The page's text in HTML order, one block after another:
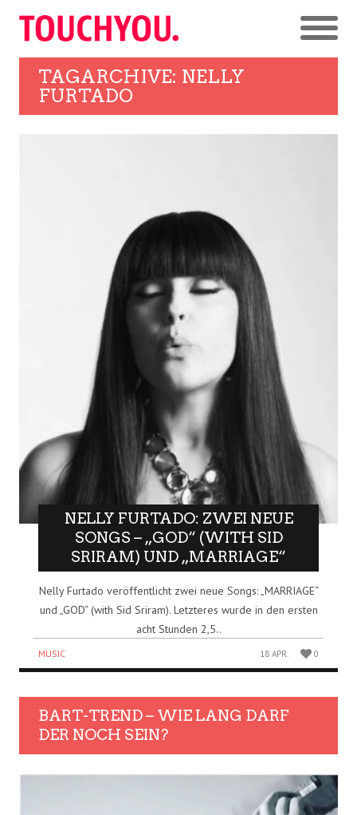
TAGARCHIVE: NELLY
FURTADO
NELLY FURTADO: ZWEI NEUE
SONGS – „GOD“ (WITH SID
SRIRAM) UND „MARRIAGE“
Nelly Furtado veröffentlicht zwei neue Songs: „MARRIAGE“
und „GOD“ (with Sid Sriram). Letzteres wurde in den ersten
acht Stunden 2,5..
MUSIC 18 APR. 0
BART-TREND – WIE LANG DARF
DER NOCH SEIN?